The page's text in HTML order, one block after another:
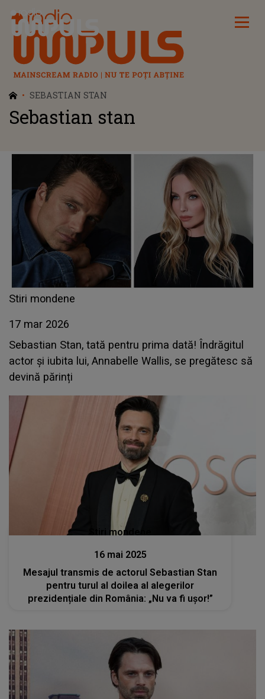
Radio Impuls
SEBASTIAN STAN
Sebastian stan
Stiri mondene
17 mar 2026
Sebastian Stan, tată pentru prima dată! Îndrăgitul
actor și iubita lui, Annabelle Wallis, se pregătesc să
devină părinți
Stiri mondene
16 mai 2025
Mesajul transmis de actorul Sebastian Stan
pentru turul al doilea al alegerilor
prezidențiale din România: „Nu va fi ușor!”